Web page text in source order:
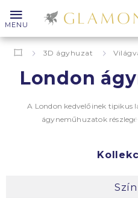
MENU
3D ágyhuzat
London
A London kedvelőinek
ágyneműhuzatok
formában és játékosan
örömét leli a minőségi fésült
Szín